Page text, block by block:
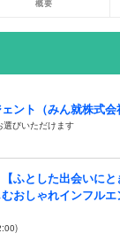
概要
ント（みん就株式会
選びいただけます
【ふとした出会いに
おしゃれインフル